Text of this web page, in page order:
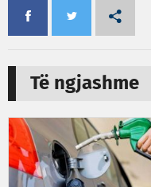
Të ngjashme